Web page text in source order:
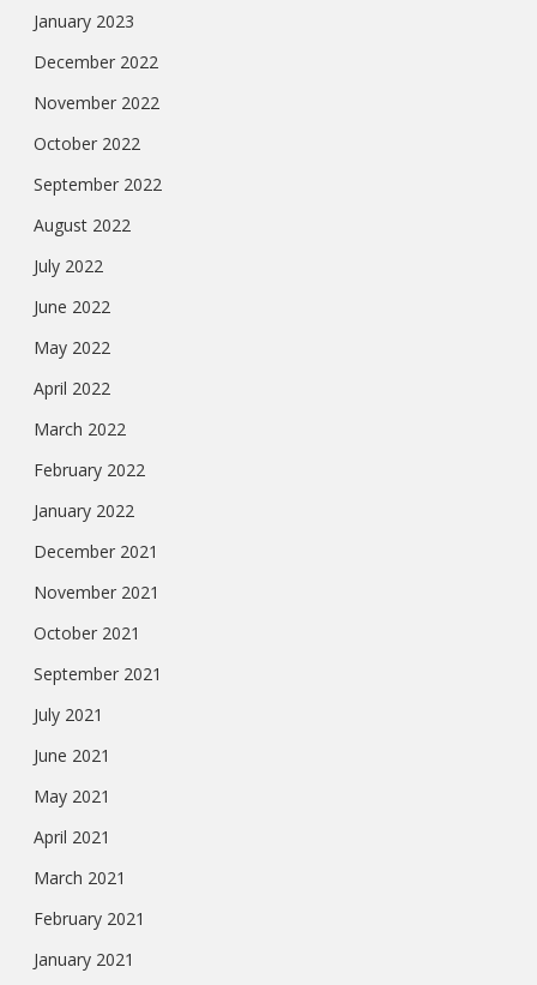
January 2023
December 2022
November 2022
October 2022
September 2022
August 2022
July 2022
June 2022
May 2022
April 2022
March 2022
February 2022
January 2022
December 2021
November 2021
October 2021
September 2021
July 2021
June 2021
May 2021
April 2021
March 2021
February 2021
January 2021